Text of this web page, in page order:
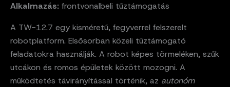
Alkalmazás: frontvonalbeli tűztámogatás
A TW-12.7 egy kisméretű, fegyverrel felszerelt
robotplatform. Elsősorban közeli tűztámogató
feladatokra használják. A robot képes törmeléken, szűk
utcákon és romos épületek között mozogni. A
működtetés távirányítással történik, az autonóm